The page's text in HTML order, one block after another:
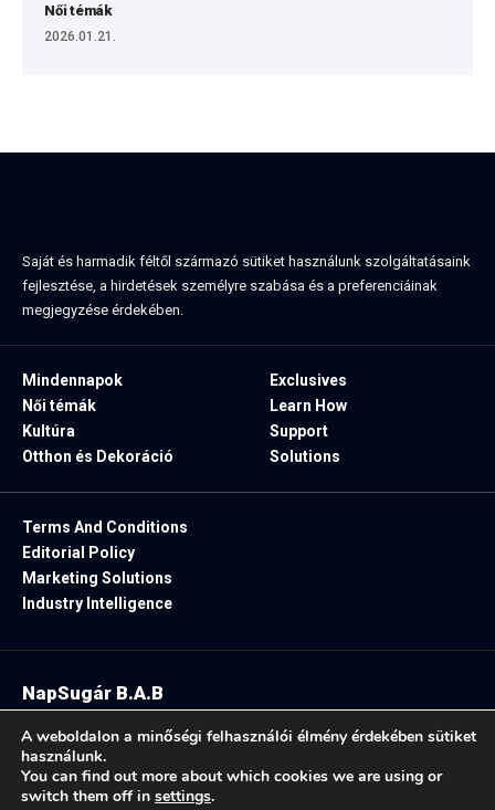
Női témák
2026.01.21.
Saját és harmadik féltől származó sütiket használunk szolgáltatásaink
fejlesztése, a hirdetések személyre szabása és a preferenciáinak
megjegyzése érdekében.
Mindennapok
Női témák
Kultúra
Otthon és Dekoráció
Exclusives
Learn How
Support
Solutions
Terms And Conditions
Editorial Policy
Marketing Solutions
Industry Intelligence
Follow US:
NapSugár B.A.B
A weboldalon a minőségi felhasználói élmény érdekében sütiket
használunk.
You can find out more about which cookies we are using or
switch them off in settings.